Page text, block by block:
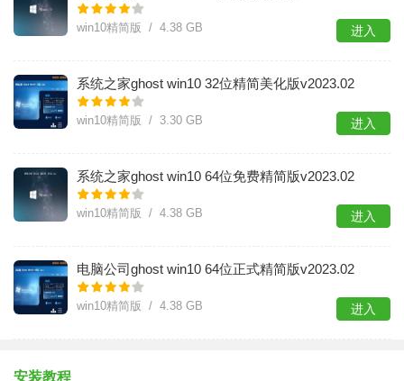
win10精简版 / 4.38 GB 进入
系统之家ghost win10 32位精简美化版v2023.02
win10精简版 / 3.30 GB 进入
系统之家ghost win10 64位免费精简版v2023.02
win10精简版 / 4.38 GB 进入
电脑公司ghost win10 64位正式精简版v2023.02
win10精简版 / 4.38 GB 进入
安装教程